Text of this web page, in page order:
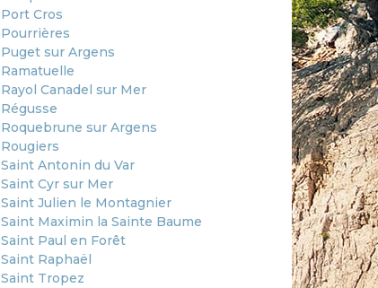
Port Cros
Pourrières
Puget sur Argens
Ramatuelle
Rayol Canadel sur Mer
Régusse
Roquebrune sur Argens
Rougiers
Saint Antonin du Var
Saint Cyr sur Mer
Saint Julien le Montagnier
Saint Maximin la Sainte Baume
Saint Paul en Forêt
Saint Raphaël
Saint Tropez